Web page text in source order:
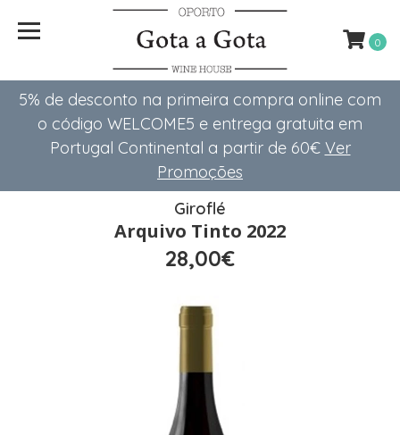
5% de desconto na primeira compra online com
o código WELCOME5 e entrega gratuita em
Portugal Continental a partir de 60€ Ver
Promoções
0
Giroflé
Arquivo Tinto 2022
28,00€